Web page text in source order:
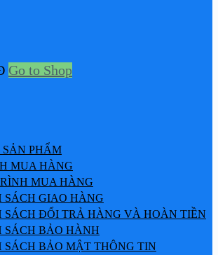
Go to Shop
PHẨM
MUA HÀNG
MUA HÀNG
SÁCH GIAO HÀNG
SÁCH ĐỔI TRẢ HÀNG VÀ HOÀN TIỀN
SÁCH BẢO HÀNH
SÁCH BẢO MẬT THÔNG TIN